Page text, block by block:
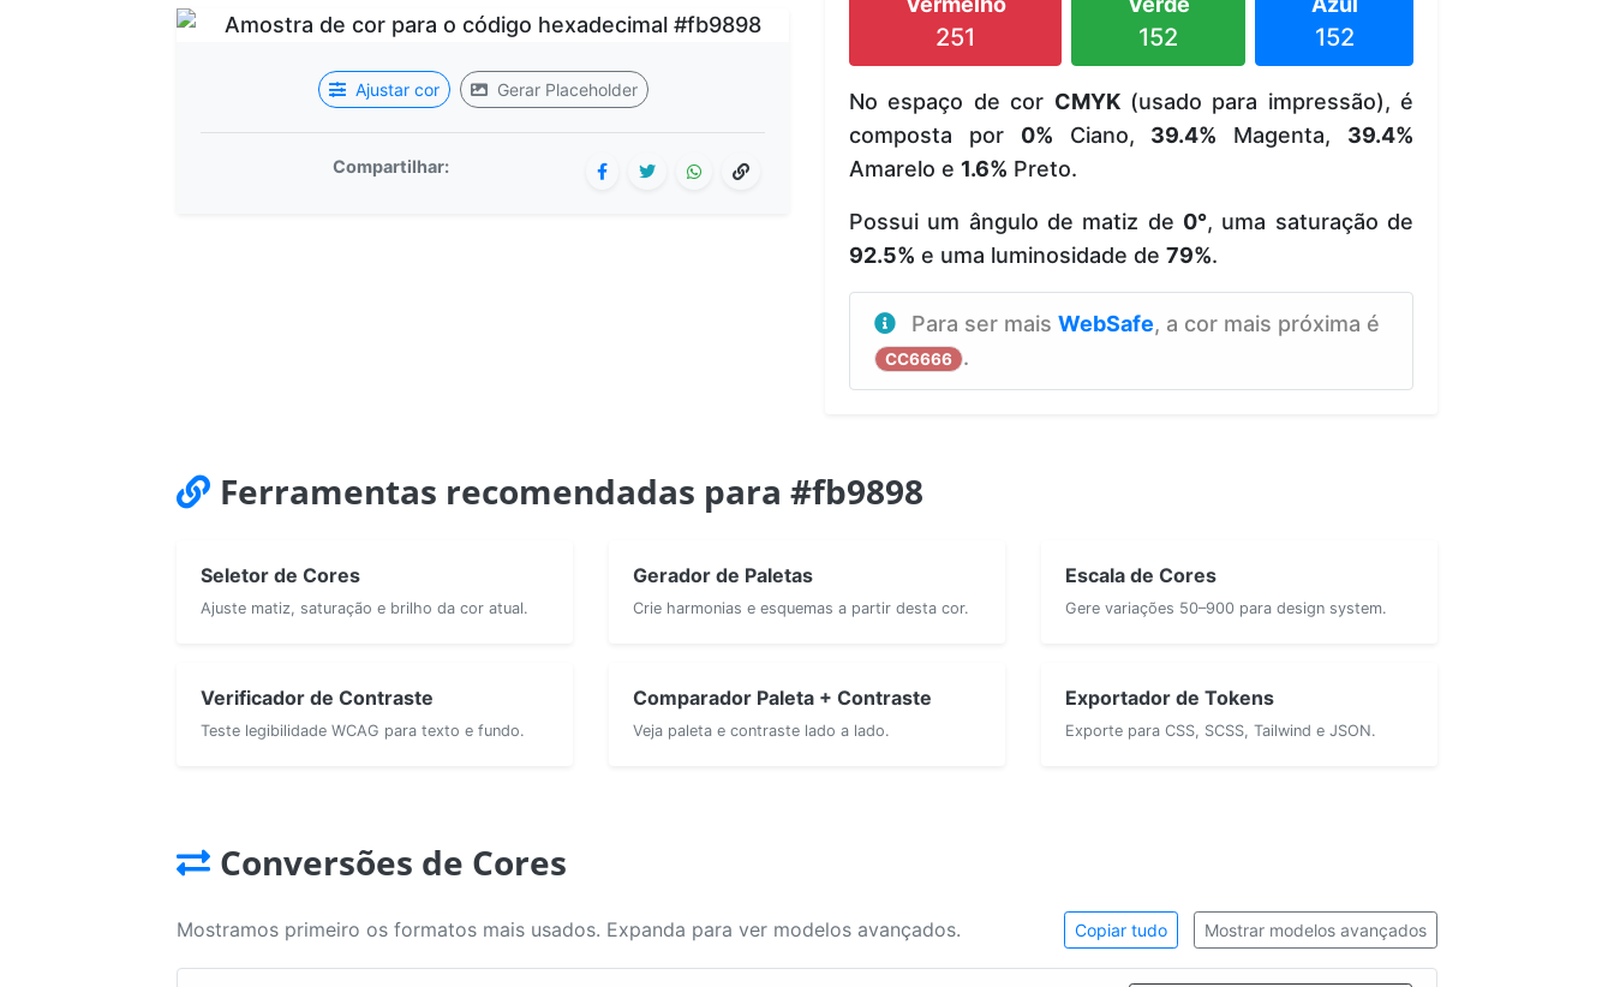
Ajustar cor Gerar Placeholder
Compartilhar:
251 152 152
No espaço de cor CMYK(usado para impressão), é
composta por 0% Ciano, 39.4% Magenta, 39.4%
Amarelo e 1.6% Preto.
Possui um ângulo de matiz de 0°, uma saturação de
92.5% e uma luminosidade de 79%.
Para ser mais WebSafe, a cor mais próxima é
CC6666 .
Ferramentas recomendadas para #fb9898
Seletor de Cores
Ajuste matiz, saturação e brilho da cor atual.
Gerador de Paletas
Crie harmonias e esquemas a partir desta cor.
Escala de Cores
Gere variações 50–900 para design system.
Verificador de Contraste
Teste legibilidade WCAG para texto e fundo.
Comparador Paleta + Contraste
Veja paleta e contraste lado a lado.
Exportador de Tokens
Exporte para CSS, SCSS, Tailwind e JSON.
Conversões de Cores
Mostramos primeiro os formatos mais usados. Expanda para ver modelos avançados. Copiar tudo Mostrar modelos avançados